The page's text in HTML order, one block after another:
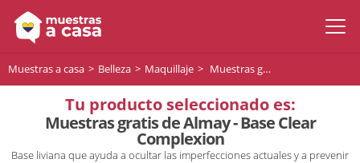
Muestras a casa Belleza Maquillaje Muestras gratis de Almay - Base Clear Complexion
Tu producto seleccionado es:
Muestras gratis de Almay - Base Clear
Complexion
Base liviana que ayuda a ocultar las imperfecciones actuales y a prevenir